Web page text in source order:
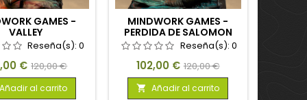
GAMES -
VALLEY
Reseña(s):0
€ Precio
base
120,00 €
Añadir al carrito
MINDWORK GAMES -
PERDIDA DE SALOMON
Reseña(s): 0
Precio
102,00 € Precio
base
120,00 €
 Añadir al carrito